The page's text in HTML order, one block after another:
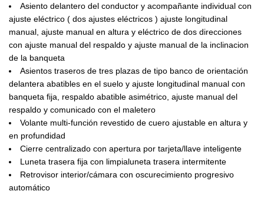
Asiento delantero del conductor y acompañante individual con
ajuste eléctrico ( dos ajustes eléctricos ) ajuste longitudinal
manual, ajuste manual en altura y eléctrico de dos direcciones
con ajuste manual del respaldo y ajuste manual de la inclinacion
de la banqueta
Asientos traseros de tres plazas de tipo banco de orientación
delantera abatibles en el suelo y ajuste longitudinal manual con
banqueta fija, respaldo abatible asimétrico, ajuste manual del
respaldo y comunicado con el maletero
Volante multi-función revestido de cuero ajustable en altura y
en profundidad
Cierre centralizado con apertura por tarjeta/llave inteligente
Luneta trasera fija con limpialuneta trasera intermitente
Retrovisor interior/cámara con oscurecimiento progresivo
automático